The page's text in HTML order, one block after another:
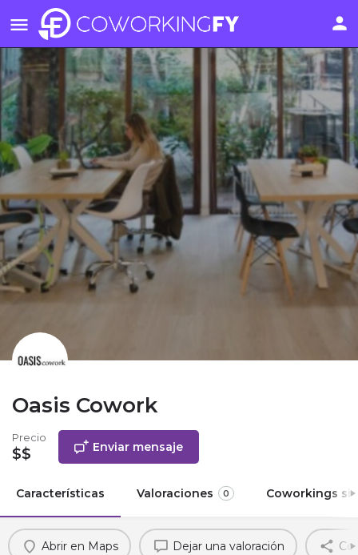
Oasis Cowork
Precio
$$ Enviar mensaje
Características Valoraciones 0 Coworkings
Abrir en Maps Dejar una valoración